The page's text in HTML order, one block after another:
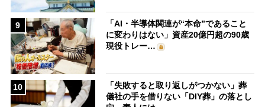
9
「AI・半導体関連が“本命”であること
に変わりはない」資産20億円超の90歳
現役トレー…
10
「失敗すると取り返しがつかない」葬
儀社の手を借りない「DIY葬」の落とし